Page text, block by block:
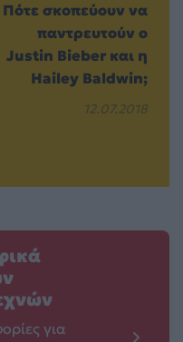
Πότε σκοπεύουν να
παντρευτούν ο
Justin Bieber και η
Hailey Baldwin;
12.07.2018
για